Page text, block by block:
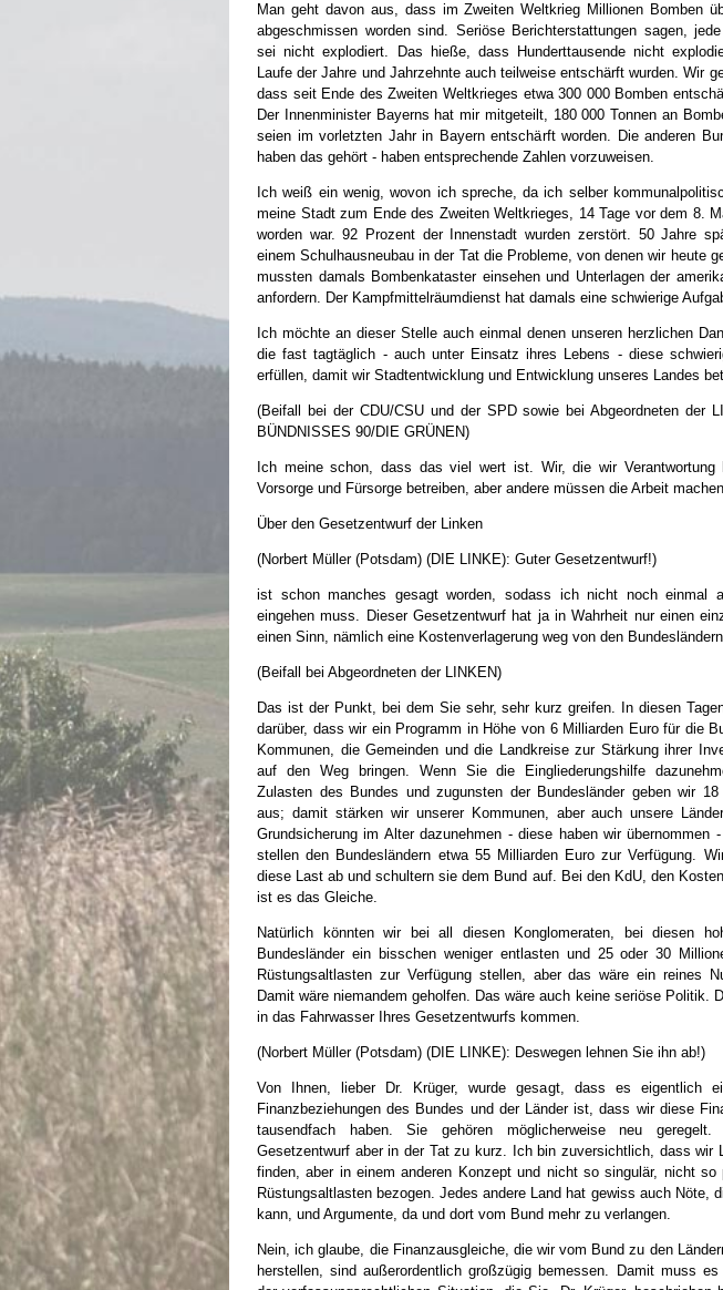
Man geht davon aus, dass im Zweiten Weltkrieg Millionen Bomben
abgeschmissen worden sind. Seriöse Berichterstattungen sagen,
sei nicht explodiert. Das hieße, dass Hunderttausende nicht
Laufe der Jahre und Jahrzehnte auch teilweise entschärft wurden. Wir
dass seit Ende des Zweiten Weltkrieges etwa 300 000 Bomben
Der Innenminister Bayerns hat mir mitgeteilt, 180 000 Tonnen an
seien im vorletzten Jahr in Bayern entschärft worden. Die anderen
haben das gehört - haben entsprechende Zahlen vorzuweisen.
Ich weiß ein wenig, wovon ich spreche, da ich selber
meine Stadt zum Ende des Zweiten Weltkrieges, 14 Tage vor dem 8.
worden war. 92 Prozent der Innenstadt wurden zerstört. 50 Jahre
einem Schulhausneubau in der Tat die Probleme, von denen wir heute
mussten damals Bombenkataster einsehen und Unterlagen der
anfordern. Der Kampfmittelräumdienst hat damals eine schwierige
Ich möchte an dieser Stelle auch einmal denen unseren herzlichen
die fast tagtäglich - auch unter Einsatz ihres Lebens - diese
erfüllen, damit wir Stadtentwicklung und Entwicklung unseres Landes
(Beifall bei der CDU/CSU und der SPD sowie bei Abgeordneten der
BÜNDNISSES 90/DIE GRÜNEN)
Ich meine schon, dass das viel wert ist. Wir, die wir Verantwortung
Vorsorge und Fürsorge betreiben, aber andere müssen die Arbeit
Über den Gesetzentwurf der Linken
(Norbert Müller (Potsdam) (DIE LINKE): Guter Gesetzentwurf!)
ist schon manches gesagt worden, sodass ich nicht noch einmal
eingehen muss. Dieser Gesetzentwurf hat ja in Wahrheit nur einen
einen Sinn, nämlich eine Kostenverlagerung weg von den
(Beifall bei Abgeordneten der LINKEN)
Das ist der Punkt, bei dem Sie sehr, sehr kurz greifen. In diesen
darüber, dass wir ein Programm in Höhe von 6 Milliarden Euro für die
Kommunen, die Gemeinden und die Landkreise zur Stärkung ihrer
auf den Weg bringen. Wenn Sie die Eingliederungshilfe
Zulasten des Bundes und zugunsten der Bundesländer geben wir
aus; damit stärken wir unserer Kommunen, aber auch unsere
Grundsicherung im Alter dazunehmen - diese haben wir übernommen
stellen den Bundesländern etwa 55 Milliarden Euro zur Verfügung.
diese Last ab und schultern sie dem Bund auf. Bei den KdU, den
ist es das Gleiche.
Natürlich könnten wir bei all diesen Konglomeraten, bei diesen
Bundesländer ein bisschen weniger entlasten und 25 oder 30
Rüstungsaltlasten zur Verfügung stellen, aber das wäre ein reines
Damit wäre niemandem geholfen. Das wäre auch keine seriöse Politik.
in das Fahrwasser Ihres Gesetzentwurfs kommen.
(Norbert Müller (Potsdam) (DIE LINKE): Deswegen lehnen Sie ihn ab!)
Von Ihnen, lieber Dr. Krüger, wurde gesagt, dass es eigentlich
Finanzbeziehungen des Bundes und der Länder ist, dass wir diese
tausendfach haben. Sie gehören möglicherweise neu
Gesetzentwurf aber in der Tat zu kurz. Ich bin zuversichtlich, dass wir
finden, aber in einem anderen Konzept und nicht so singulär, nicht so
Rüstungsaltlasten bezogen. Jedes andere Land hat gewiss auch Nöte,
kann, und Argumente, da und dort vom Bund mehr zu verlangen.
Nein, ich glaube, die Finanzausgleiche, die wir vom Bund zu den
herstellen, sind außerordentlich großzügig bemessen. Damit muss